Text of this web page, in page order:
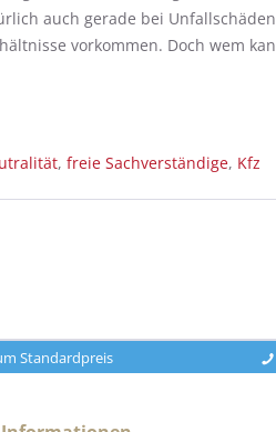
auch gerade bei
vorkommen. Doch wem
, freie Sachverständige, Kfz
Standardpreis